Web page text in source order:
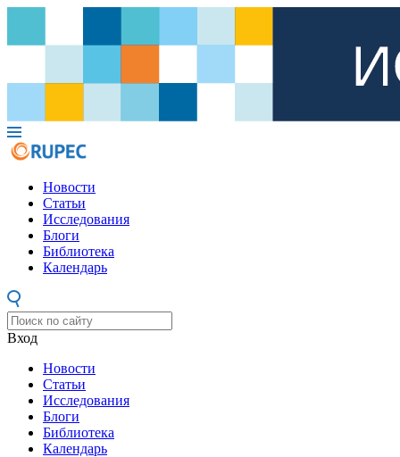
Новости
Статьи
Исследования
Блоги
Библиотека
Календарь
Вход
Новости
Статьи
Исследования
Блоги
Библиотека
Календарь